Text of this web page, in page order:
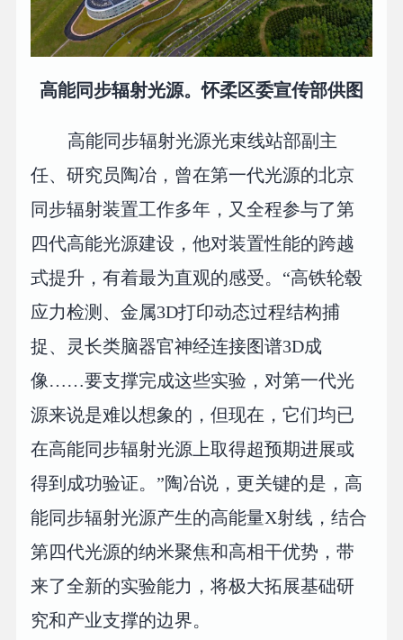
高能同步辐射光源。怀柔区委宣传部供图
高能同步辐射光源光束线站部副主
任、研究员陶冶，曾在第一代光源的北京
同步辐射装置工作多年，又全程参与了第
四代高能光源建设，他对装置性能的跨越
式提升，有着最为直观的感受。“高铁轮毂
应力检测、金属3D打印动态过程结构捕
捉、灵长类脑器官神经连接图谱3D成
像……要支撑完成这些实验，对第一代光
源来说是难以想象的，但现在，它们均已
在高能同步辐射光源上取得超预期进展或
得到成功验证。”陶冶说，更关键的是，高
能同步辐射光源产生的高能量X射线，结合
第四代光源的纳米聚焦和高相干优势，带
来了全新的实验能力，将极大拓展基础研
究和产业支撑的边界。